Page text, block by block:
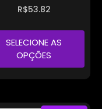
R$53.82
SELECIONE AS
OPÇÕES